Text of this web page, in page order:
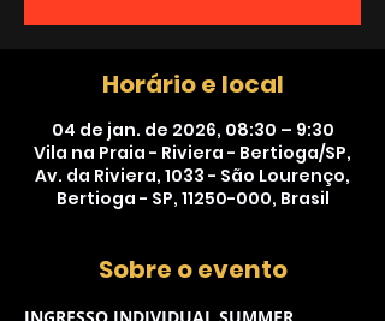
Horário e local
04 de jan. de 2026, 08:30 – 9:30
Vila na Praia - Riviera - Bertioga/SP,
Av. da Riviera, 1033 - São Lourenço,
Bertioga - SP, 11250-000, Brasil
Sobre o evento